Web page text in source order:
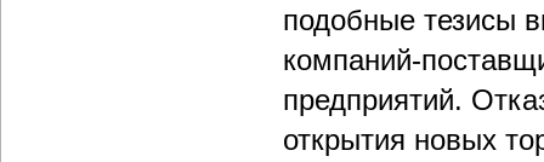
подобные тезисы
компаний-
предприятий.
открытия новых